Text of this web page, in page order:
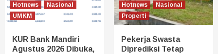
Hotnews
Nasional
UMKM
KUR Bank Mandiri
Agustus 2026 Dibuka,
Hotnews
Nasional
Properti
Pekerja Swasta
Diprediksi Tetap